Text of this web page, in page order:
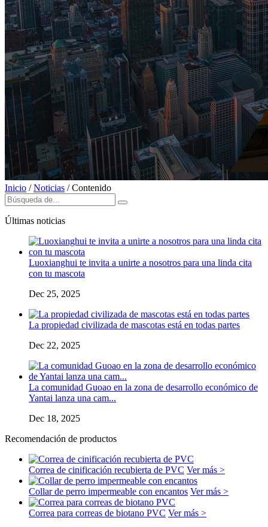
Inicio /Noticias /Contenido
Últimas noticias
Luoxianghui te invita a unirte a nosotros para una linda cita
con tu mascota
Dec 25, 2025
La propiedad civilizada de mascotas está en todas partes
Dec 22, 2025
La comunidad Guoao en la zona de desarrollo económico de
Yantai lanza una cam...
Dec 18, 2025
Recomendación de productos
Correa de cinificación recubierta de PVC Ver más >
Collar de perro impermeable con encantos Ver más >
Correa para correas de biotano PVC Ver más >